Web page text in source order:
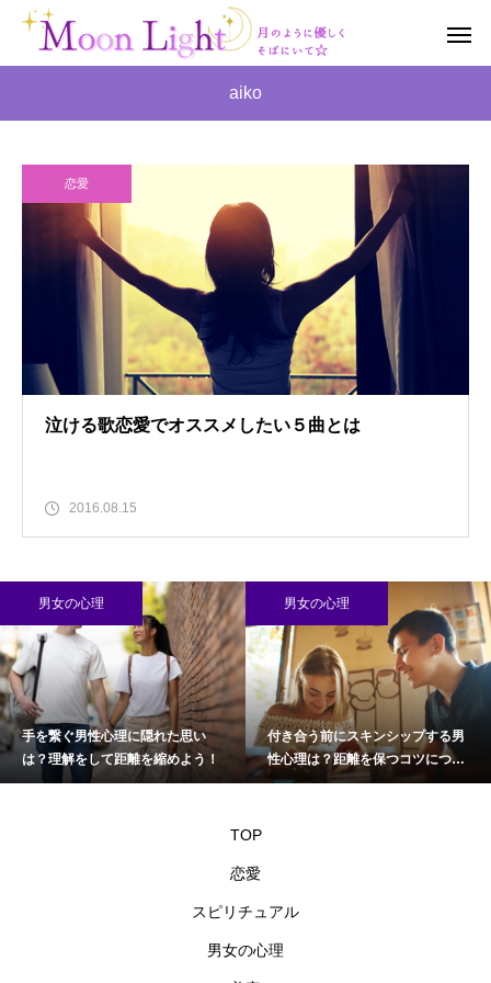
aiko
恋愛
泣ける歌恋愛でオススメしたい５曲とは
2016.08.15
男女の心理
手を繋ぐ男性心理に隠れた思い
は？理解をして距離を縮めよう！
男女の心理
付き合う前にスキンシップする男
性心理は？距離を保つコツについ
て
TOP
恋愛
スピリチュアル
男女の心理